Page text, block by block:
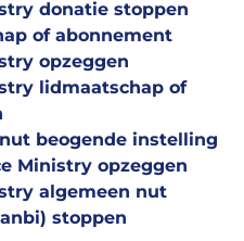
donatie stoppen
of abonnement
opzeggen
lidmaatschap of
beogende instelling
Ministry opzeggen
algemeen nut
stoppen